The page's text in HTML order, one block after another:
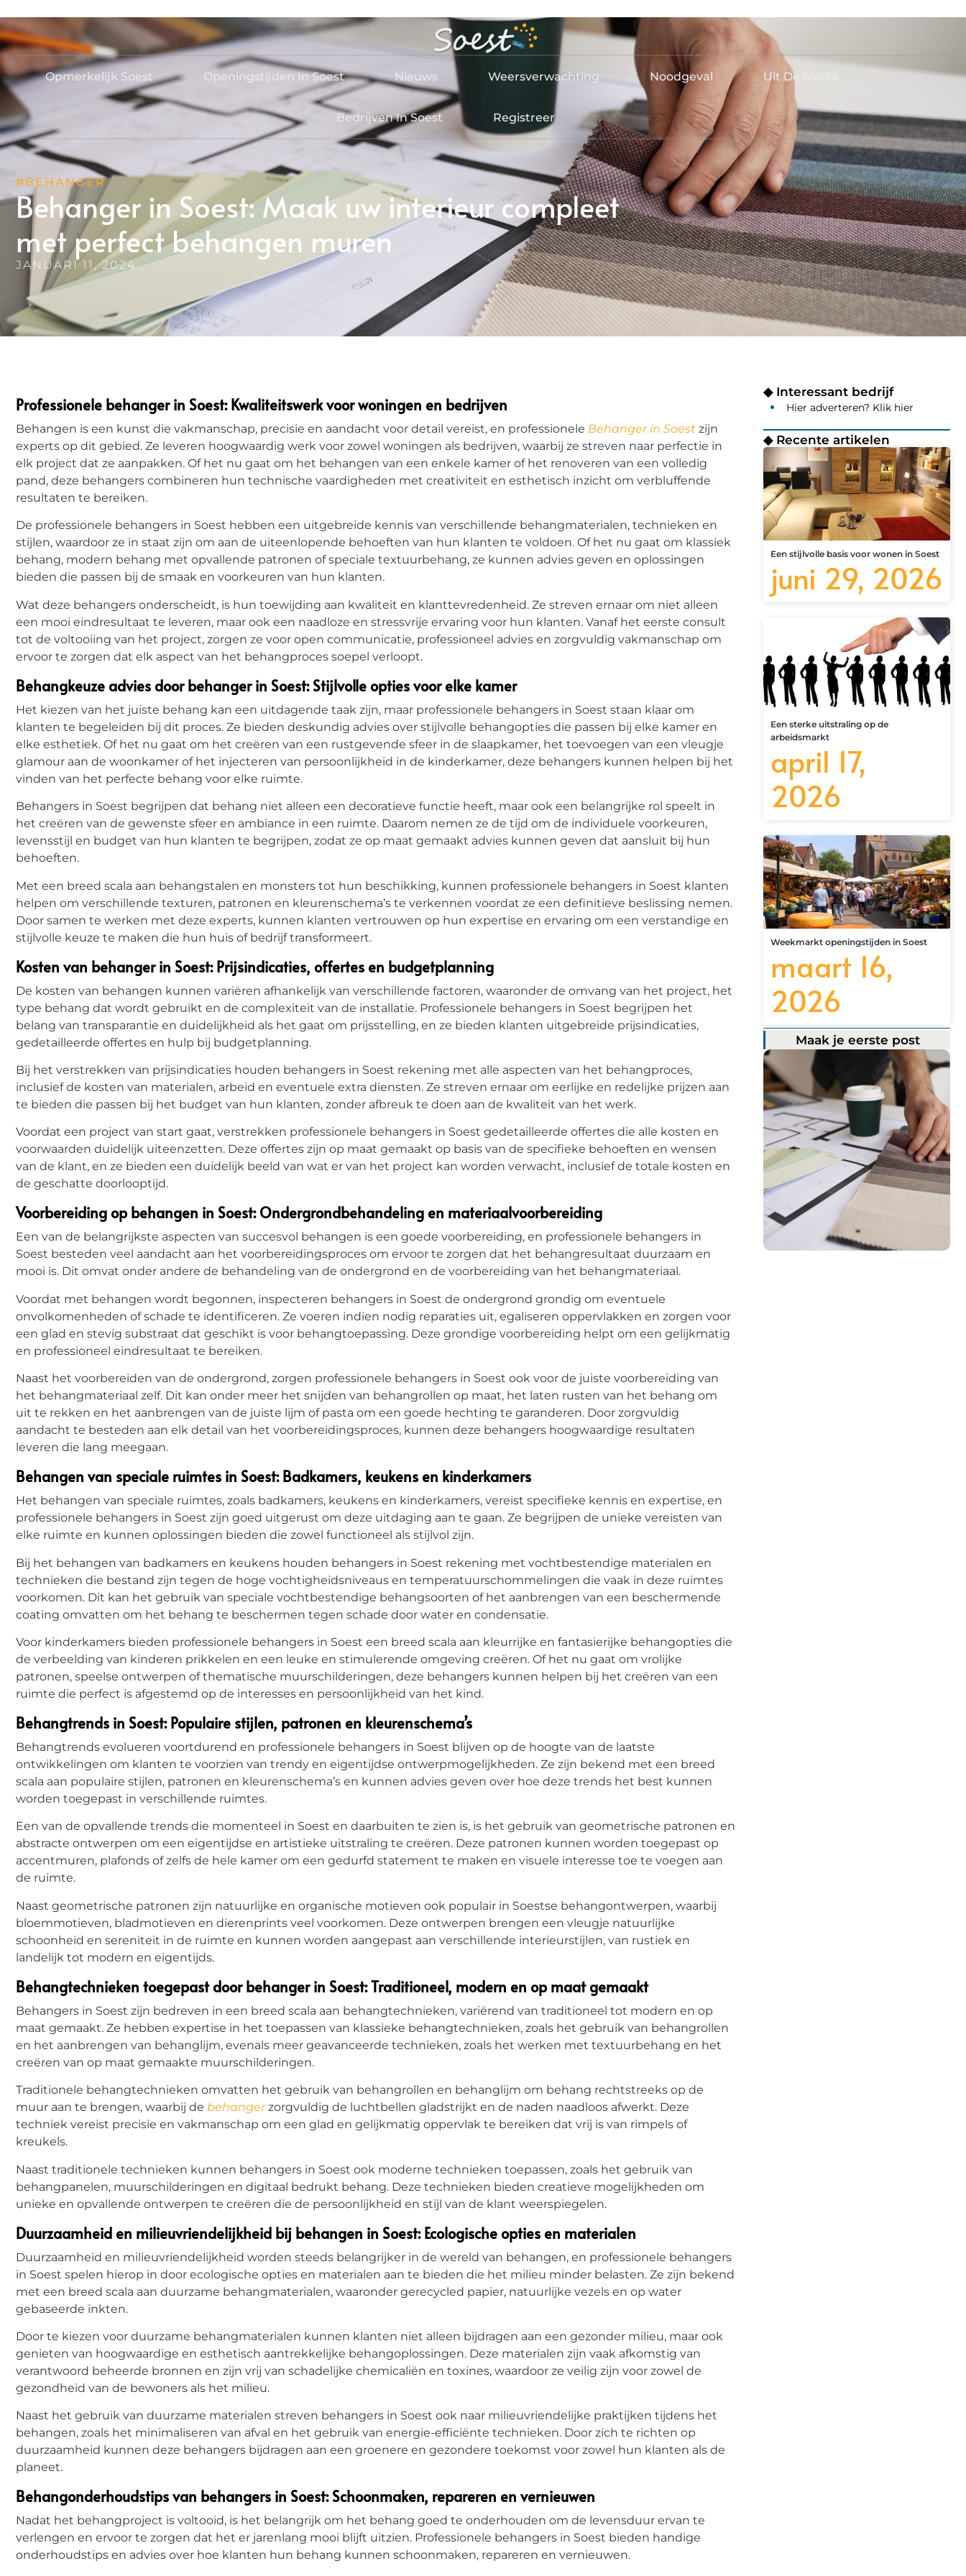
Opmerkelijk Soest Openingstijden In Soest Nieuws Weersverwachting Noodgeval Uit De Media
Bedrijven In Soest Registreer
#BEHANGER
Behanger in Soest: Maak uw interieur compleet
met perfect behangen muren
JANUARI 11, 2024
Professionele behanger in Soest: Kwaliteitswerk voor woningen en bedrijven
Behangen is een kunst die vakmanschap, precisie en aandacht voor detail vereist, en professionele Behanger in Soest zijn
experts op dit gebied. Ze leveren hoogwaardig werk voor zowel woningen als bedrijven, waarbij ze streven naar perfectie in
elk project dat ze aanpakken. Of het nu gaat om het behangen van een enkele kamer of het renoveren van een volledig
pand, deze behangers combineren hun technische vaardigheden met creativiteit en esthetisch inzicht om verbluffende
resultaten te bereiken.
De professionele behangers in Soest hebben een uitgebreide kennis van verschillende behangmaterialen, technieken en
stijlen, waardoor ze in staat zijn om aan de uiteenlopende behoeften van hun klanten te voldoen. Of het nu gaat om klassiek
behang, modern behang met opvallende patronen of speciale textuurbehang, ze kunnen advies geven en oplossingen
bieden die passen bij de smaak en voorkeuren van hun klanten.
Wat deze behangers onderscheidt, is hun toewijding aan kwaliteit en klanttevredenheid. Ze streven ernaar om niet alleen
een mooi eindresultaat te leveren, maar ook een naadloze en stressvrije ervaring voor hun klanten. Vanaf het eerste consult
tot de voltooiing van het project, zorgen ze voor open communicatie, professioneel advies en zorgvuldig vakmanschap om
ervoor te zorgen dat elk aspect van het behangproces soepel verloopt.
Behangkeuze advies door behanger in Soest: Stijlvolle opties voor elke kamer
Het kiezen van het juiste behang kan een uitdagende taak zijn, maar professionele behangers in Soest staan klaar om
klanten te begeleiden bij dit proces. Ze bieden deskundig advies over stijlvolle behangopties die passen bij elke kamer en
elke esthetiek. Of het nu gaat om het creëren van een rustgevende sfeer in de slaapkamer, het toevoegen van een vleugje
glamour aan de woonkamer of het injecteren van persoonlijkheid in de kinderkamer, deze behangers kunnen helpen bij het
vinden van het perfecte behang voor elke ruimte.
Behangers in Soest begrijpen dat behang niet alleen een decoratieve functie heeft, maar ook een belangrijke rol speelt in
het creëren van de gewenste sfeer en ambiance in een ruimte. Daarom nemen ze de tijd om de individuele voorkeuren,
levensstijl en budget van hun klanten te begrijpen, zodat ze op maat gemaakt advies kunnen geven dat aansluit bij hun
behoeften.
Met een breed scala aan behangstalen en monsters tot hun beschikking, kunnen professionele behangers in Soest klanten
helpen om verschillende texturen, patronen en kleurenschema’s te verkennen voordat ze een definitieve beslissing nemen.
Door samen te werken met deze experts, kunnen klanten vertrouwen op hun expertise en ervaring om een verstandige en
stijlvolle keuze te maken die hun huis of bedrijf transformeert.
Kosten van behanger in Soest: Prijsindicaties, offertes en budgetplanning
De kosten van behangen kunnen variëren afhankelijk van verschillende factoren, waaronder de omvang van het project, het
type behang dat wordt gebruikt en de complexiteit van de installatie. Professionele behangers in Soest begrijpen het
belang van transparantie en duidelijkheid als het gaat om prijsstelling, en ze bieden klanten uitgebreide prijsindicaties,
gedetailleerde offertes en hulp bij budgetplanning.
Bij het verstrekken van prijsindicaties houden behangers in Soest rekening met alle aspecten van het behangproces,
inclusief de kosten van materialen, arbeid en eventuele extra diensten. Ze streven ernaar om eerlijke en redelijke prijzen aan
te bieden die passen bij het budget van hun klanten, zonder afbreuk te doen aan de kwaliteit van het werk.
Voordat een project van start gaat, verstrekken professionele behangers in Soest gedetailleerde offertes die alle kosten en
voorwaarden duidelijk uiteenzetten. Deze offertes zijn op maat gemaakt op basis van de specifieke behoeften en wensen
van de klant, en ze bieden een duidelijk beeld van wat er van het project kan worden verwacht, inclusief de totale kosten en
de geschatte doorlooptijd.
Voorbereiding op behangen in Soest: Ondergrondbehandeling en materiaalvoorbereiding
Een van de belangrijkste aspecten van succesvol behangen is een goede voorbereiding, en professionele behangers in
Soest besteden veel aandacht aan het voorbereidingsproces om ervoor te zorgen dat het behangresultaat duurzaam en
mooi is. Dit omvat onder andere de behandeling van de ondergrond en de voorbereiding van het behangmateriaal.
Voordat met behangen wordt begonnen, inspecteren behangers in Soest de ondergrond grondig om eventuele
onvolkomenheden of schade te identificeren. Ze voeren indien nodig reparaties uit, egaliseren oppervlakken en zorgen voor
een glad en stevig substraat dat geschikt is voor behangtoepassing. Deze grondige voorbereiding helpt om een gelijkmatig
en professioneel eindresultaat te bereiken.
Naast het voorbereiden van de ondergrond, zorgen professionele behangers in Soest ook voor de juiste voorbereiding van
het behangmateriaal zelf. Dit kan onder meer het snijden van behangrollen op maat, het laten rusten van het behang om
uit te rekken en het aanbrengen van de juiste lijm of pasta om een goede hechting te garanderen. Door zorgvuldig
aandacht te besteden aan elk detail van het voorbereidingsproces, kunnen deze behangers hoogwaardige resultaten
leveren die lang meegaan.
Behangen van speciale ruimtes in Soest: Badkamers, keukens en kinderkamers
Het behangen van speciale ruimtes, zoals badkamers, keukens en kinderkamers, vereist specifieke kennis en expertise, en
professionele behangers in Soest zijn goed uitgerust om deze uitdaging aan te gaan. Ze begrijpen de unieke vereisten van
elke ruimte en kunnen oplossingen bieden die zowel functioneel als stijlvol zijn.
Bij het behangen van badkamers en keukens houden behangers in Soest rekening met vochtbestendige materialen en
technieken die bestand zijn tegen de hoge vochtigheidsniveaus en temperatuurschommelingen die vaak in deze ruimtes
voorkomen. Dit kan het gebruik van speciale vochtbestendige behangsoorten of het aanbrengen van een beschermende
coating omvatten om het behang te beschermen tegen schade door water en condensatie.
Voor kinderkamers bieden professionele behangers in Soest een breed scala aan kleurrijke en fantasierijke behangopties die
de verbeelding van kinderen prikkelen en een leuke en stimulerende omgeving creëren. Of het nu gaat om vrolijke
patronen, speelse ontwerpen of thematische muurschilderingen, deze behangers kunnen helpen bij het creëren van een
ruimte die perfect is afgestemd op de interesses en persoonlijkheid van het kind.
Behangtrends in Soest: Populaire stijlen, patronen en kleurenschema’s
Behangtrends evolueren voortdurend en professionele behangers in Soest blijven op de hoogte van de laatste
ontwikkelingen om klanten te voorzien van trendy en eigentijdse ontwerpmogelijkheden. Ze zijn bekend met een breed
scala aan populaire stijlen, patronen en kleurenschema’s en kunnen advies geven over hoe deze trends het best kunnen
worden toegepast in verschillende ruimtes.
Een van de opvallende trends die momenteel in Soest en daarbuiten te zien is, is het gebruik van geometrische patronen en
abstracte ontwerpen om een eigentijdse en artistieke uitstraling te creëren. Deze patronen kunnen worden toegepast op
accentmuren, plafonds of zelfs de hele kamer om een gedurfd statement te maken en visuele interesse toe te voegen aan
de ruimte.
Naast geometrische patronen zijn natuurlijke en organische motieven ook populair in Soestse behangontwerpen, waarbij
bloemmotieven, bladmotieven en dierenprints veel voorkomen. Deze ontwerpen brengen een vleugje natuurlijke
schoonheid en sereniteit in de ruimte en kunnen worden aangepast aan verschillende interieurstijlen, van rustiek en
landelijk tot modern en eigentijds.
Behangtechnieken toegepast door behanger in Soest: Traditioneel, modern en op maat gemaakt
Behangers in Soest zijn bedreven in een breed scala aan behangtechnieken, variërend van traditioneel tot modern en op
maat gemaakt. Ze hebben expertise in het toepassen van klassieke behangtechnieken, zoals het gebruik van behangrollen
en het aanbrengen van behanglijm, evenals meer geavanceerde technieken, zoals het werken met textuurbehang en het
creëren van op maat gemaakte muurschilderingen.
Traditionele behangtechnieken omvatten het gebruik van behangrollen en behanglijm om behang rechtstreeks op de
muur aan te brengen, waarbij de behangerzorgvuldig de luchtbellen gladstrijkt en de naden naadloos afwerkt. Deze
techniek vereist precisie en vakmanschap om een glad en gelijkmatig oppervlak te bereiken dat vrij is van rimpels of
kreukels.
Naast traditionele technieken kunnen behangers in Soest ook moderne technieken toepassen, zoals het gebruik van
behangpanelen, muurschilderingen en digitaal bedrukt behang. Deze technieken bieden creatieve mogelijkheden om
unieke en opvallende ontwerpen te creëren die de persoonlijkheid en stijl van de klant weerspiegelen.
Duurzaamheid en milieuvriendelijkheid bij behangen in Soest: Ecologische opties en materialen
Duurzaamheid en milieuvriendelijkheid worden steeds belangrijker in de wereld van behangen, en professionele behangers
in Soest spelen hierop in door ecologische opties en materialen aan te bieden die het milieu minder belasten. Ze zijn bekend
met een breed scala aan duurzame behangmaterialen, waaronder gerecycled papier, natuurlijke vezels en op water
gebaseerde inkten.
Door te kiezen voor duurzame behangmaterialen kunnen klanten niet alleen bijdragen aan een gezonder milieu, maar ook
genieten van hoogwaardige en esthetisch aantrekkelijke behangoplossingen. Deze materialen zijn vaak afkomstig van
verantwoord beheerde bronnen en zijn vrij van schadelijke chemicaliën en toxines, waardoor ze veilig zijn voor zowel de
gezondheid van de bewoners als het milieu.
Naast het gebruik van duurzame materialen streven behangers in Soest ook naar milieuvriendelijke praktijken tijdens het
behangen, zoals het minimaliseren van afval en het gebruik van energie-efficiënte technieken. Door zich te richten op
duurzaamheid kunnen deze behangers bijdragen aan een groenere en gezondere toekomst voor zowel hun klanten als de
planeet.
Behangonderhoudstips van behangers in Soest: Schoonmaken, repareren en vernieuwen
Nadat het behangproject is voltooid, is het belangrijk om het behang goed te onderhouden om de levensduur ervan te
verlengen en ervoor te zorgen dat het er jarenlang mooi blijft uitzien. Professionele behangers in Soest bieden handige
onderhoudstips en advies over hoe klanten hun behang kunnen schoonmaken, repareren en vernieuwen.
◆ Interessant bedrijf
Hier adverteren? Klik hier
◆ Recente artikelen
Een stijlvolle basis voor wonen in Soest
juni 29, 2026
Een sterke uitstraling op de
arbeidsmarkt
april 17,
2026
Weekmarkt openingstijden in Soest
maart 16,
2026
Maak je eerste post